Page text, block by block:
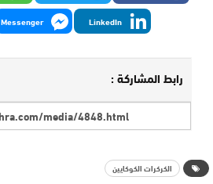
LinkedIn
Messenger
رابط المشاركة :
الكركرات الكوكايين